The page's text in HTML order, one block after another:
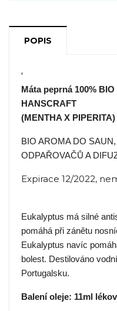
POPIS
'
Máta peprná 100%
HANSCRAFT
(MENTHA X PIPERITA)
BIO AROMA DO
ODPAŘOVAČŮ A
Expirace 12/2022,
Eukalyptus má silné
pomáhá při zánětu
Eukalyptus navíc
bolest. Destilováno
Portugalsku.
Balení oleje: 11ml